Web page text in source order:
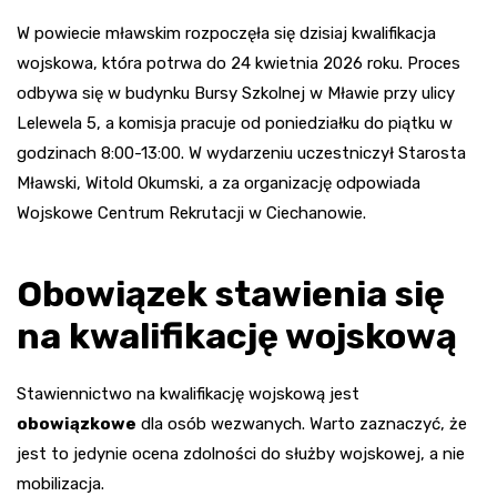
W powiecie mławskim rozpoczęła się dzisiaj kwalifikacja
wojskowa, która potrwa do 24 kwietnia 2026 roku. Proces
odbywa się w budynku Bursy Szkolnej w Mławie przy ulicy
Lelewela 5, a komisja pracuje od poniedziałku do piątku w
godzinach 8:00-13:00. W wydarzeniu uczestniczył Starosta
Mławski, Witold Okumski, a za organizację odpowiada
Wojskowe Centrum Rekrutacji w Ciechanowie.
Obowiązek stawienia się
na kwalifikację wojskową
Stawiennictwo na kwalifikację wojskową jest
obowiązkowe dla osób wezwanych. Warto zaznaczyć, że
jest to jedynie ocena zdolności do służby wojskowej, a nie
mobilizacja.